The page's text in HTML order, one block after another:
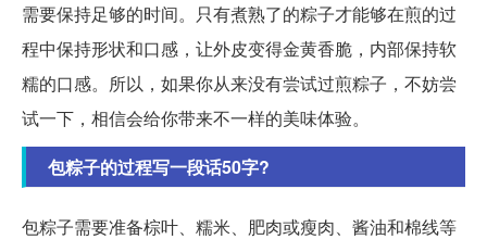
需要保持足够的时间。只有煮熟了的粽子才能够在煎的过
程中保持形状和口感，让外皮变得金黄香脆，内部保持软
糯的口感。所以，如果你从来没有尝试过煎粽子，不妨尝
试一下，相信会给你带来不一样的美味体验。
包粽子的过程写一段话50字?
包粽子需要准备棕叶、糯米、肥肉或瘦肉、酱油和棉线等